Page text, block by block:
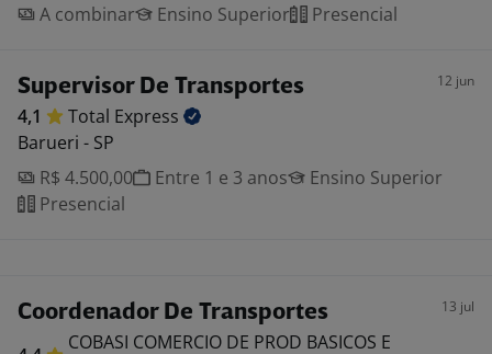
A combinar
Ensino Superior Presencial
Supervisor De Transportes 12 jun
4,1 Total Express
Barueri - SP
R$ 4.500,00
Entre 1 e 3 anos
Ensino Superior
Presencial
Coordenador De Transportes 13 jul
COBASI COMERCIO DE PROD BASICOS E